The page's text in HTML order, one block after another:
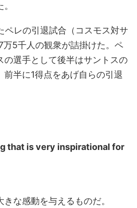
ペレの引退試合（コスモス対サ
万5千人の観衆が詰掛けた。ペ
の選手として後半はサントスの
前半に1得点をあげ自らの引退
that is very inspirational for
な感動を与えるものだ。